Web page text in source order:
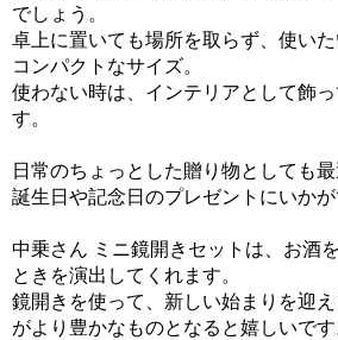
でしょう。
卓上に置いても場所を取らず、使い
コンパクトなサイズ。
使わない時は、インテリアとして飾
す。
日常のちょっとした贈り物としても最
誕生日や記念日のプレゼントにいかが
中乗さん ミニ鏡開きセットは、お酒
ときを演出してくれます。
鏡開きを使って、新しい始まりを迎
がより豊かなものとなると嬉しいです